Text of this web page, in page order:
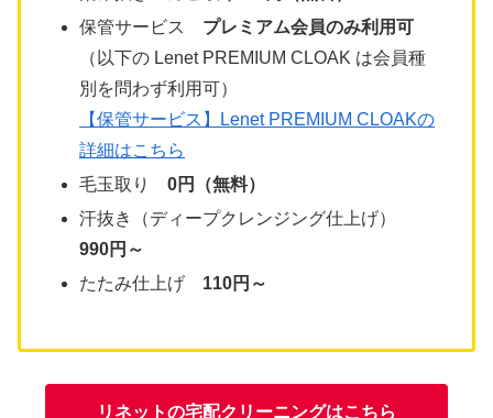
保管サービス プレミアム会員のみ利用可
（以下の Lenet PREMIUM CLOAK は会員種
別を問わず利用可）
【保管サービス】Lenet PREMIUM CLOAKの
詳細はこちら
毛玉取り0円（無料）
汗抜き（ディープクレンジング仕上げ）
990円～
たたみ仕上げ 110円～
リネットの宅配クリーニングはこちら